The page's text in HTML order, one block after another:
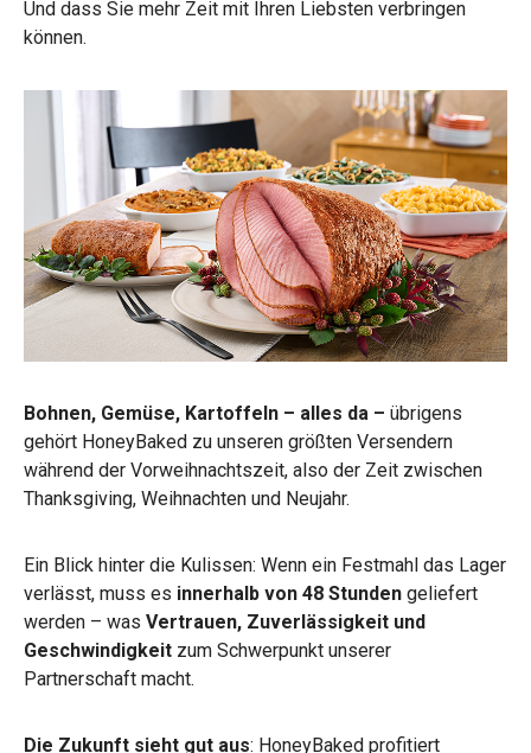
Und dass Sie mehr Zeit mit Ihren Liebsten verbringen
können.
Bohnen, Gemüse, Kartoffeln – alles da – übrigens
gehört HoneyBaked zu unseren größten Versendern
während der Vorweihnachtszeit, also der Zeit zwischen
Thanksgiving, Weihnachten und Neujahr.
Ein Blick hinter die Kulissen: Wenn ein Festmahl das Lager
verlässt, muss es innerhalb von 48 Stunden geliefert
werden – was Vertrauen, Zuverlässigkeit und
Geschwindigkeit zum Schwerpunkt unserer
Partnerschaft macht.
Die Zukunft sieht gut aus: HoneyBaked profitiert